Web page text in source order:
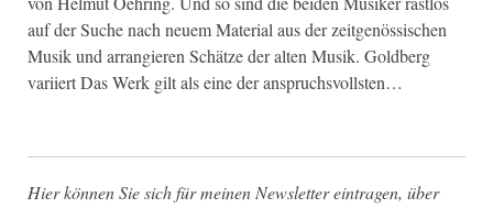
auf der Suche nach neuem Material aus der zeitgenössischen
Musik und arrangieren Schätze der alten Musik. Goldberg
variiert Das Werk gilt als eine der anspruchsvollsten…
Hier können Sie sich für meinen Newsletter eintragen, über